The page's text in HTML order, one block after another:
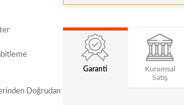
Doğrudan
Garanti
Kurumsal
Satış